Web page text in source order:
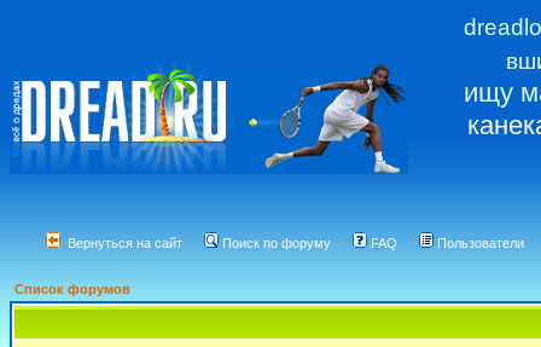
ищу
Вернуться на сайт Поиск по форуму FAQ Пользователи
Список форумов